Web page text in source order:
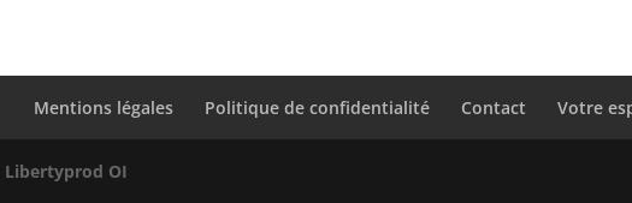
Mentions légales Politique de confidentialité Contact Votre
Libertyprod OI